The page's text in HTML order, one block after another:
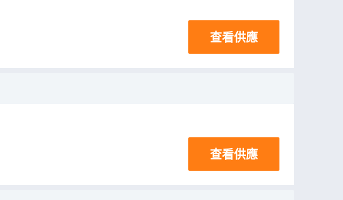
查看供應
查看供應